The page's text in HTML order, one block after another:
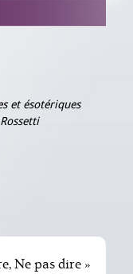
et ésotériques
Ne pas dire »